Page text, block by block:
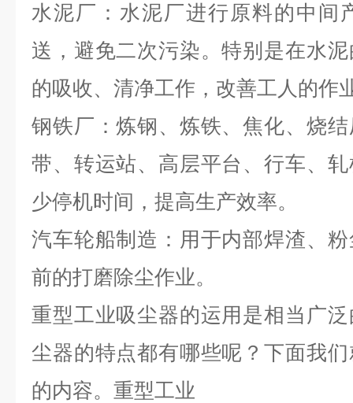
水泥厂：水泥厂进行原料的中间
送，避免二次污染。特别是在水
的吸收、清净工作，改善工人的作
钢铁厂：炼钢、炼铁、焦化、烧
带、转运站、高层平台、行车、
少停机时间，提高生产效率。
汽车轮船制造：用于内部焊渣、
前的打磨除尘作业。
重型工业吸尘器的运用是相当广
尘器的特点都有哪些呢？下面我
的内容。重型工业